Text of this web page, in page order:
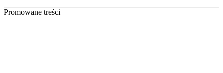
Promowane treści